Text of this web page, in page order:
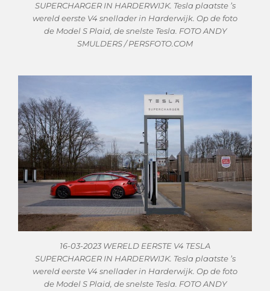
SUPERCHARGER IN HARDERWIJK. Tesla plaatste ’s
wereld eerste V4 snellader in Harderwijk. Op de foto
de Model S Plaid, de snelste Tesla. FOTO ANDY
SMULDERS / PERSFOTO.COM
16-03-2023 WERELD EERSTE V4 TESLA
SUPERCHARGER IN HARDERWIJK. Tesla plaatste ’s
wereld eerste V4 snellader in Harderwijk. Op de foto
de Model S Plaid, de snelste Tesla. FOTO ANDY